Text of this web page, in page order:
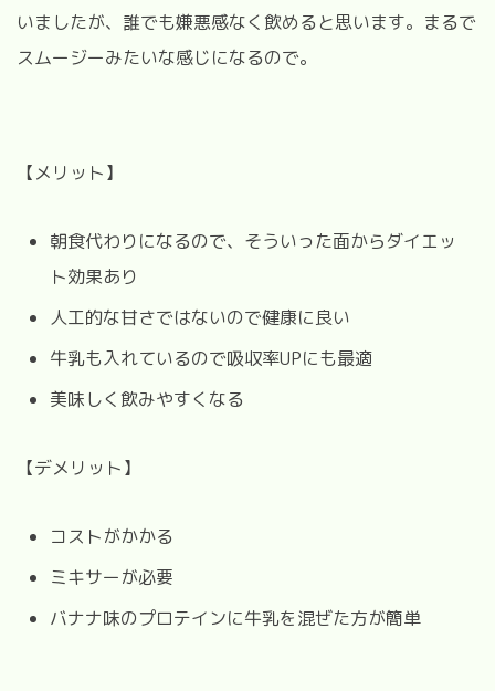
いましたが、誰でも嫌悪感なく飲めると思います。まるで
スムージーみたいな感じになるので。
【メリット】
朝食代わりになるので、そういった面からダイエッ
ト効果あり
人工的な甘さではないので健康に良い
牛乳も入れているので吸収率UPにも最適
美味しく飲みやすくなる
【デメリット】
コストがかかる
ミキサーが必要
バナナ味のプロテインに牛乳を混ぜた方が簡単